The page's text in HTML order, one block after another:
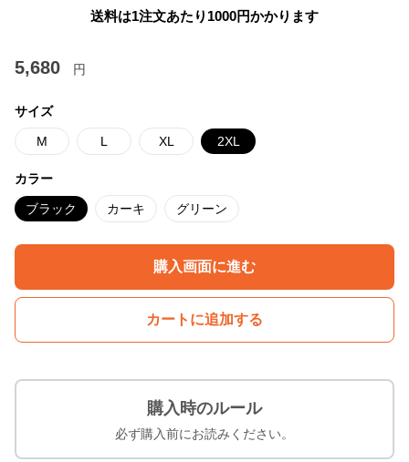
送料は1注文あたり 1000円かかります
5,680 円
サイズ
M L XL 2XL
カラー
ブラック カーキ グリーン
購入画面に進む
カートに追加する
購入時のルール
必ず購入前にお読みください。